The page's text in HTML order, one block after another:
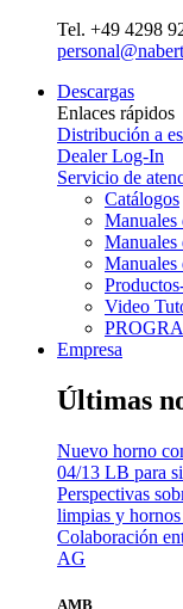
Tel. +49 4298
Descargas
Enlaces rápidos
Distribución a
Dealer Log-In
Servicio de
Catálogos
Manuales
Manuales
Manuales
Video
Empresa
Últimas
Nuevo horno
04/13 LB para
Perspectivas
limpias y
Colaboración
AG
AMB